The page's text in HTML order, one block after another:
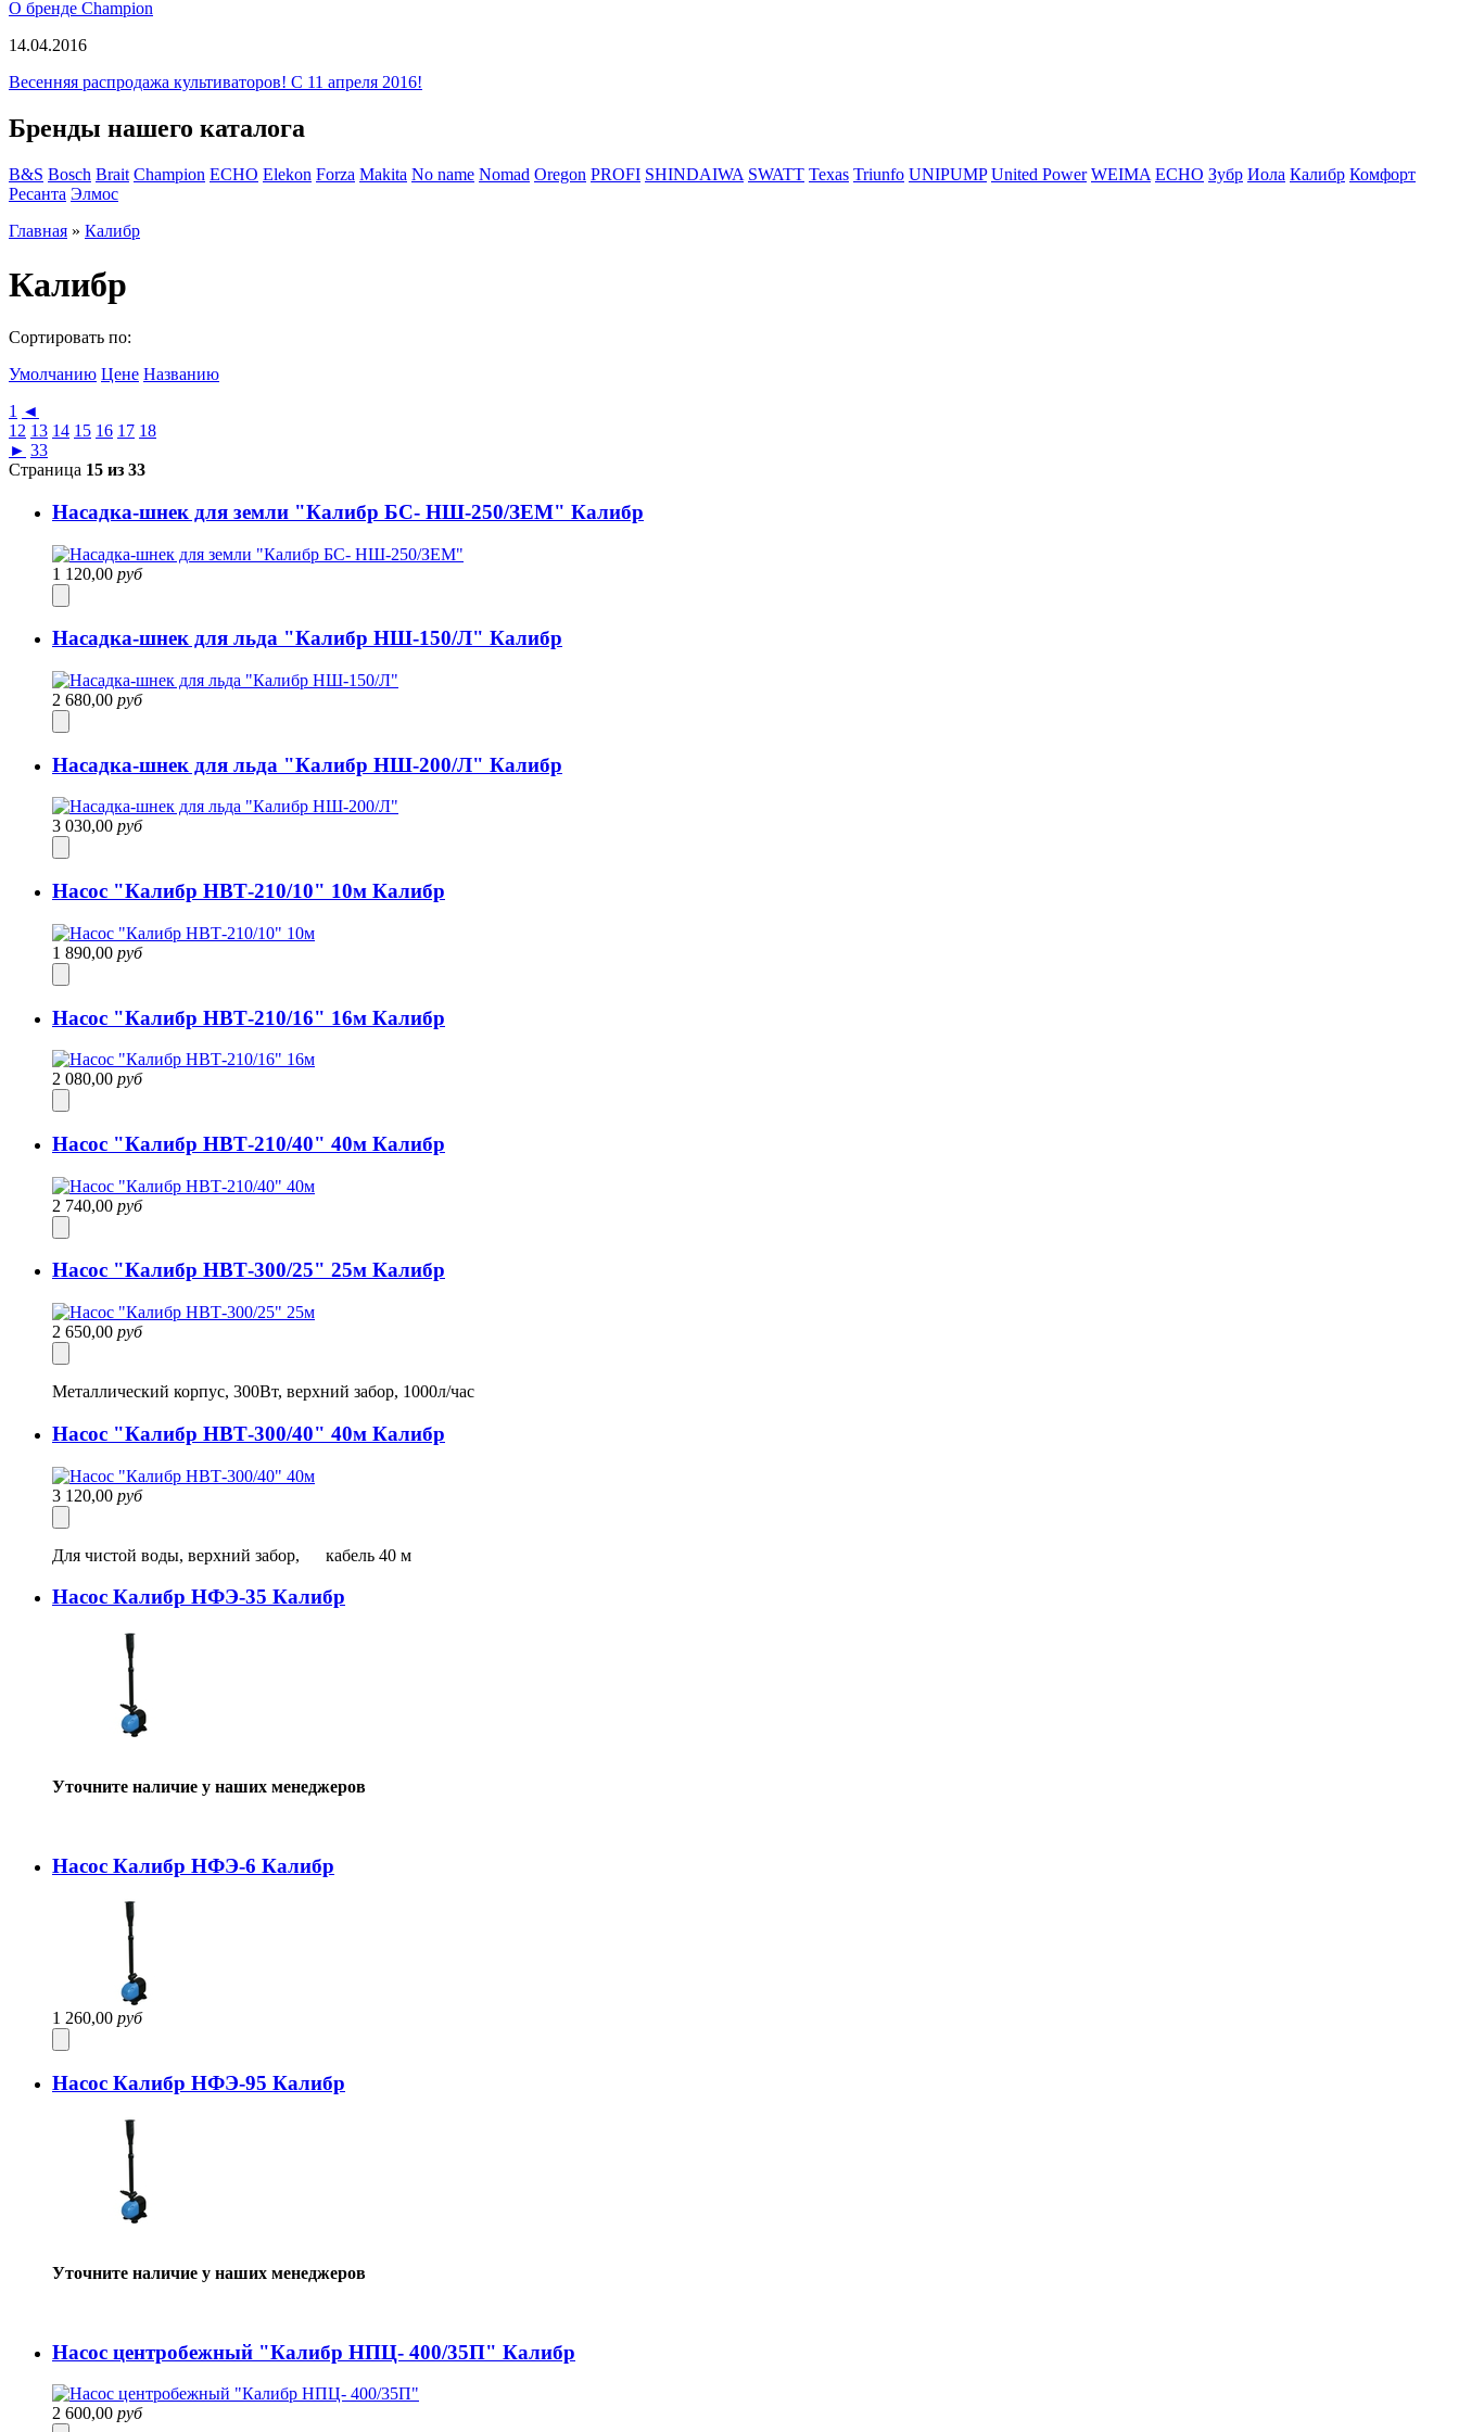
О бренде Champion
14.04.2016
Весенняя распродажа культиваторов! С 11 апреля 2016!
Бренды нашего каталога
B&S Bosch Brait Champion ECHO Elekon Forza Makita No name Nomad Oregon PROFI SHINDAIWA SWATT Texas Triunfo UNIPUMP United Power WEIMA ЕСНО Зубр Иола Калибр Комфорт
Ресанта Элмос
Главная » Калибр
Калибр
Сортировать по:
Умолчанию Цене Названию
1 ◄
12 13 14 15 16 17 18
► 33
Страница 15 из 33
Насадка-шнек для земли "Калибр БС- НШ-250/ЗЕМ" Калибр
1 120,00 руб
Насадка-шнек для льда "Калибр НШ-150/Л" Калибр
2 680,00 руб
Насадка-шнек для льда "Калибр НШ-200/Л" Калибр
3 030,00 руб
Насос "Калибр НВТ-210/10" 10м Калибр
1 890,00 руб
Насос "Калибр НВТ-210/16" 16м Калибр
2 080,00 руб
Насос "Калибр НВТ-210/40" 40м Калибр
2 740,00 руб
Насос "Калибр НВТ-300/25" 25м Калибр
2 650,00 руб
Металлический корпус, 300Вт, верхний забор, 1000л/час
Насос "Калибр НВТ-300/40" 40м Калибр
3 120,00 руб
Для чистой воды, верхний забор, кабель 40 м
Насос Калибр НФЭ-35 Калибр
Уточните наличие у наших менеджеров
Насос Калибр НФЭ-6 Калибр
1 260,00 руб
Насос Калибр НФЭ-95 Калибр
Уточните наличие у наших менеджеров
Насос центробежный "Калибр НПЦ- 400/35П" Калибр
2 600,00 руб